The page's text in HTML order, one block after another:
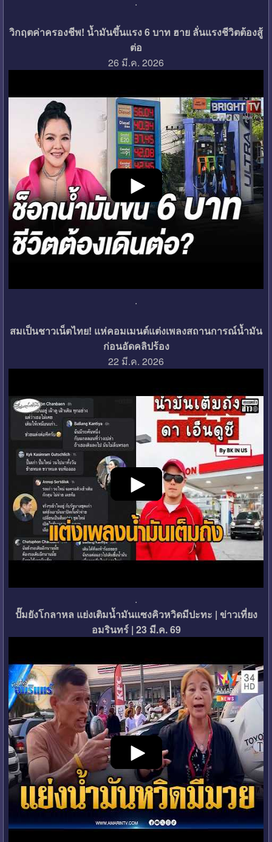
วิกฤตค่าครองชีพ! น้ำมันขึ้นแรง 6 บาท ฮาย ลั่นแรงชีวิตต้องสู้
ต่อ
26 มี.ค. 2026
.
สมเป็นชาวเน็ตไทย! แห่คอมเมนต์แต่งเพลงสถานการณ์น้ำมัน
ก่อนอัดคลิปร้อง
22 มี.ค. 2026
.
ปั๊มยังโกลาหล แย่งเติมน้ำมันแซงคิวหวิดมีปะทะ | ข่าวเที่ยง
อมรินทร์ | 23 มี.ค. 69